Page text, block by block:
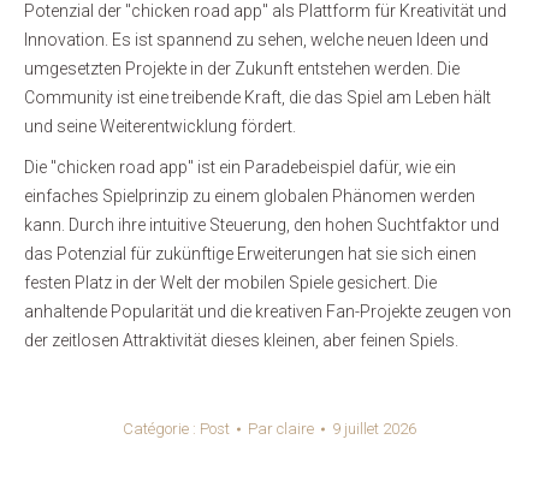
Potenzial der "chicken road app" als Plattform für Kreativität und
Innovation. Es ist spannend zu sehen, welche neuen Ideen und
umgesetzten Projekte in der Zukunft entstehen werden. Die
Community ist eine treibende Kraft, die das Spiel am Leben hält
und seine Weiterentwicklung fördert.
Die "chicken road app" ist ein Paradebeispiel dafür, wie ein
einfaches Spielprinzip zu einem globalen Phänomen werden
kann. Durch ihre intuitive Steuerung, den hohen Suchtfaktor und
das Potenzial für zukünftige Erweiterungen hat sie sich einen
festen Platz in der Welt der mobilen Spiele gesichert. Die
anhaltende Popularität und die kreativen Fan-Projekte zeugen von
der zeitlosen Attraktivität dieses kleinen, aber feinen Spiels.
Catégorie : Post Par claire 9 juillet 2026